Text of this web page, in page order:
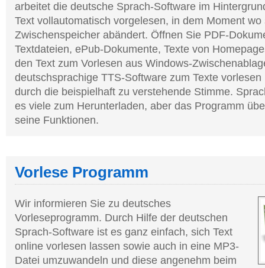
arbeitet die deutsche Sprach-Software im
Text vollautomatisch vorgelesen, in dem Moment wo
Zwischenspeicher abändert. Öffnen Sie PDF-
Textdateien, ePub-Dokumente, Texte von
den Text zum Vorlesen aus Windows-
deutschsprachige TTS-Software zum Texte
durch die beispielhaft zu verstehende Stimme.
es viele zum Herunterladen, aber das Programm
seine Funktionen.
Vorlese Programm
Wir informieren Sie zu deutsches
Vorleseprogramm. Durch Hilfe der deutschen
Sprach-Software ist es ganz einfach, sich Text
online vorlesen lassen sowie auch in eine MP3-
Datei umzuwandeln und diese angenehm beim